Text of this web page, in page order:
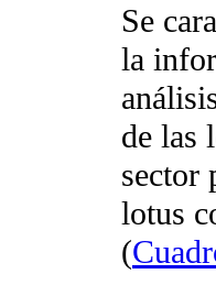
Se
la
de las
sector
lotus
(